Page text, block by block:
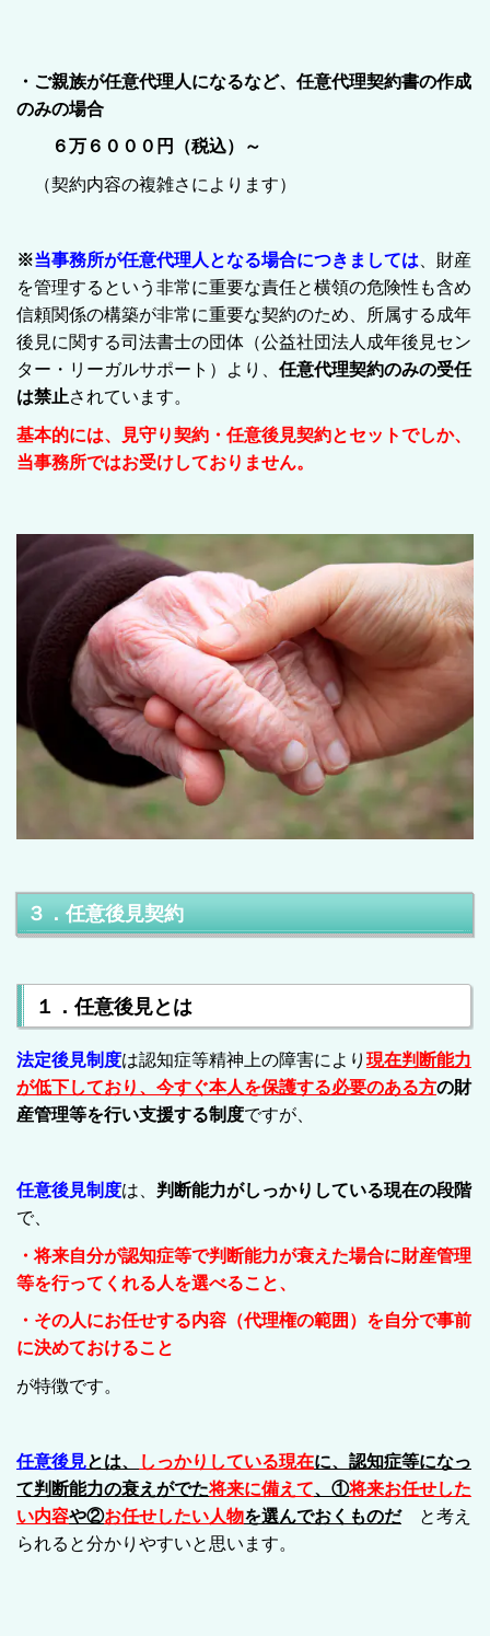
・ご親族が任意代理人になるなど、任意代理契約書の作成
のみの場合
６万６０００円（税込）～
（契約内容の複雑さによります）
※当事務所が任意代理人となる場合につきましては 、財産
を管理するという非常に重要な責任と横領の危険性も含め
信頼関係の構築が非常に重要な契約のため、
所属する成年
後見に関する司法書士の団体（公益社団法人成年後見セン
ター・リーガルサポート）より、 任意代理契約のみの受任
は禁止されています。
基本的には、見守り契約・任意後見契約とセットでしか、
当事務所ではお受けしておりません。
３．任意後見契約
１．任意後見とは
法定後見制度は認知症等精神上の障害により 現在判断能力
が低下しており、 今すぐ本人を保護する必要のある方の財
産管理等を行い支援する制度ですが、
任意後見制度は、 判断能力がしっかりしている現在の段階
で、
・将来自分が認知症等で判断能力が衰えた場合に財産管理
等を行ってくれる人を選べること、
・その人にお任せする内容（代理権の範囲）を自分で事前
に決めておけること
が特徴です。
任意後見とは、 しっかりしている現在に、認知症等になっ
て判断能力の衰えがでた将来に備えて、①将来お任せした
い内容や②お任せしたい人物を選んでおくものだと考え
られると分かりやすいと思います。